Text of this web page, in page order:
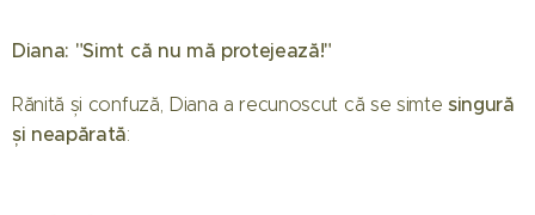
Diana: "Simt că nu mă protejează!"
Rănită și confuză, Diana a recunoscut că se simte singură
și neapărată: